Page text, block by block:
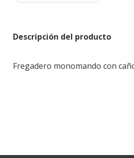
Descripción del producto
Fregadero monomando con